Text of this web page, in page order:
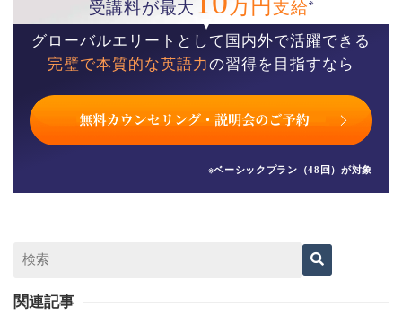
受講料が最大
万円支給※
グローバルエリートとして国内外で活躍できる
完璧で本質的な英語力の習得を目指すなら
※ベーシックプラン（48回）が対象
関連記事